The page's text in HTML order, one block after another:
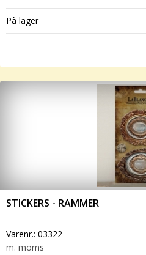
På lager
STICKERS - RAMMER
Varenr.: 03322
m. moms